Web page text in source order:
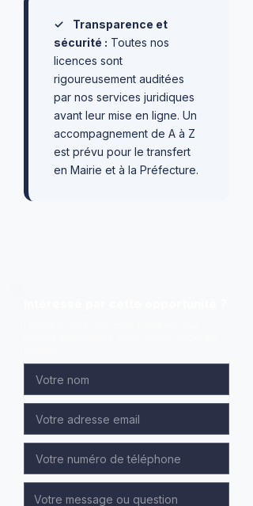
✓
Transparence et
sécurité : Toutes nos
licences sont
rigoureusement auditées
par nos services juridiques
avant leur mise en ligne. Un
accompagnement de A à Z
est prévu pour le transfert
en Mairie et à la Préfecture.